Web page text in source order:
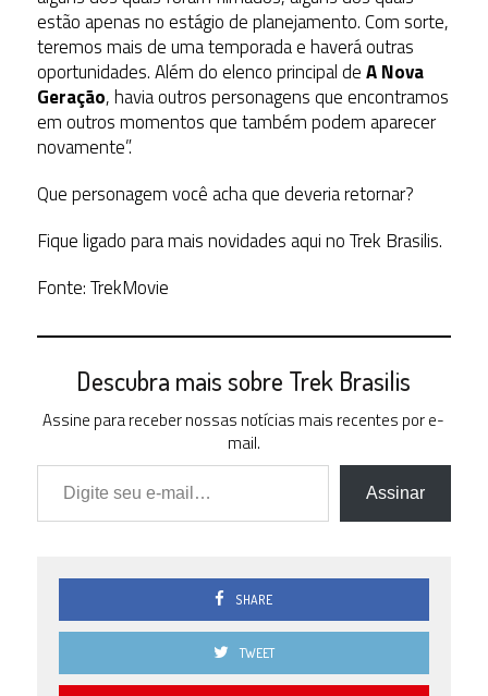
estão apenas no estágio de planejamento. Com sorte,
teremos mais de uma temporada e haverá outras
oportunidades. Além do elenco principal deA Nova
Geração, havia outros personagens que encontramos
em outros momentos que também podem aparecer
novamente”.
Que personagem você acha que deveria retornar?
Fique ligado para mais novidades aqui no Trek Brasilis.
Fonte: TrekMovie
Descubra mais sobre Trek Brasilis
Assine para receber nossas notícias mais recentes por e-
mail.
Digite seu e-mail…
Assinar
SHARE
TWEET